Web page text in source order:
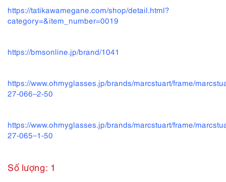
https://tatikawamegane.com/shop/detail.html?
category=&item_number=0019
https://bmsonline.jp/brand/1041
https://www.ohmyglasses.jp/brands/marcstuart/frame/
27-066–2-50
https://www.ohmyglasses.jp/brands/marcstuart/frame/
27-065–1-50
Số lượng: 1